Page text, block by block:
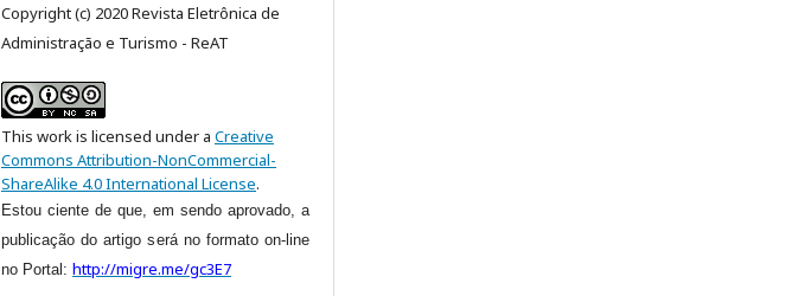
Copyright (c) 2020 Revista Eletrônica de
Administração e Turismo - ReAT
This work is licensed under a Creative
Commons Attribution-NonCommercial-
ShareAlike 4.0 International License.
Estou ciente de que, em sendo aprovado, a
publicação do artigo será no formato on-line
no Portal: http://migre.me/gc3E7